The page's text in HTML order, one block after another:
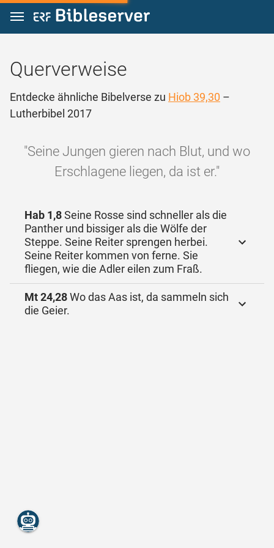
Zum Inhalt springen
Querverweise
Entdecke ähnliche Bibelverse zu Hiob 39,30 –
Lutherbibel 2017
"Seine Jungen gieren nach Blut, und wo
Erschlagene liegen, da ist er."
Hab 1,8Seine Rosse sind schneller als die
Panther und bissiger als die Wölfe der
Steppe. Seine Reiter sprengen herbei.
Seine Reiter kommen von ferne. Sie
fliegen, wie die Adler eilen zum Fraß.
Mt 24,28Wo das Aas ist, da sammeln sich
die Geier.